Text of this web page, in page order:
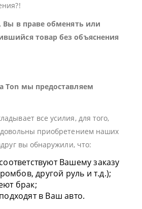
Вы в праве обменять или
товар без объяснения
Ton мы предоставляем
все усилия, для того,
приобретением наших
вы обнаружили, что:
Вашему заказу
другой руль и т.д.);
брак;
в Ваш авто.